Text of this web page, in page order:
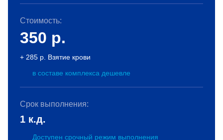
Стоимость:
350 р.
+ 285 р. Взятие крови
в составе комплекса дешевле
Срок выполнения:
1 к.д.
Доступен срочный режим выполнения